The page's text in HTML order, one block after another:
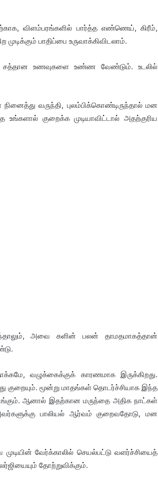
விளம்பரங்களில் பார்த்த எண்ணெய், கிரீம்,
பாதிப்பை உருவாக்கிவிடலாம்.
சத்தான உணவுகளை உண்ண வேண்டும். உடலில்
வருந்தி, புலம்பிக்கொண்டிருந்தால் மன
குறைக்க முடியாவிட்டால் அதற்குரிய
அவை களின் பலன் தாமதமாகத்தான்
வழுக்கைக்குக் காரணமாக இருக்கிறது.
குறையும். மூன்று மாதங்கள் தொடர்ச்சியாக இந்த
ஆனால் இதற்கான மருந்தை அதிக நாட்கள்
பாலியல் ஆர்வம் குறைவதோடு, மன
வேர்க்காலில் செயல்பட்டு வளர்ச்சியைத்
தோற்றுவிக்கும்.